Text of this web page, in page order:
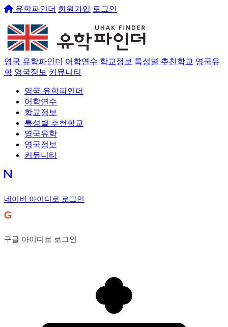
유학파인더 회원가입 로그인
영국 유학파인더 어학연수 학교정보 특성별 추천학교 영국유
학 영국정보 커뮤니티
영국 유학파인더
어학연수
학교정보
특성별 추천학교
영국유학
영국정보
커뮤니티
네이버 아이디로 로그인
G
구글 아이디로 로그인